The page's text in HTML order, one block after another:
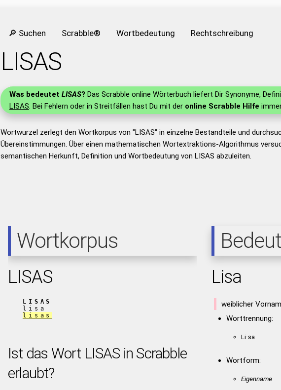
🔎 Suchen Scrabble® Wortbedeutung Rechtschreibung
LISAS
Was bedeutet LISAS? Das Scrabble online Wörterbuch liefert Dir Synonyme,
LISAS. Bei Fehlern oder in Streitfällen hast Du mit der online Scrabble Hilfe
Wortwurzel zerlegt den Wortkorpus von "LISAS" in einzelne Bestandteile und
Übereinstimmungen. Über einen mathematischen Wortextraktions-Algorithmus
semantischen Herkunft, Definition und Wortbedeutung von LISAS abzuleiten.
Wortkorpus
LISAS
LISAS
lisa
lisas
Ist das Wort LISAS in Scrabble
erlaubt?
Lisa
weiblicher
Worttrennung:
Li·sa
Wortform:
Eigenname